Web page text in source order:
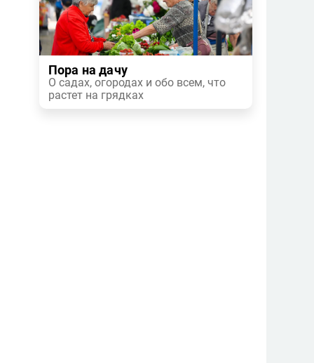
Пора на дачу
О садах, огородах и обо всем, что
растет на грядках